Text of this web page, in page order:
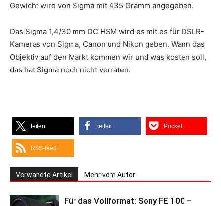
Gewicht wird von Sigma mit 435 Gramm angegeben.
Das Sigma 1,4/30 mm DC HSM wird es mit es für DSLR-
Kameras von Sigma, Canon und Nikon geben. Wann das
Objektiv auf den Markt kommen wir und was kosten soll,
das hat Sigma noch nicht verraten.
teilen teilen Pocket
RSS-feed
Verwandte Artikel Mehr vom Autor
Für das Vollformat: Sony FE 100 –